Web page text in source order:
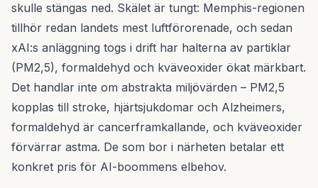
skulle stängas ned. Skälet är tungt: Memphis-regionen
tillhör redan landets mest luftförorenade, och sedan
xAI:s anläggning togs i drift har halterna av partiklar
(PM2,5), formaldehyd och kväveoxider ökat märkbart.
Det handlar inte om abstrakta miljövärden – PM2,5
kopplas till stroke, hjärtsjukdomar och Alzheimers,
formaldehyd är cancerframkallande, och kväveoxider
förvärrar astma. De som bor i närheten betalar ett
konkret pris för AI-boommens elbehov.